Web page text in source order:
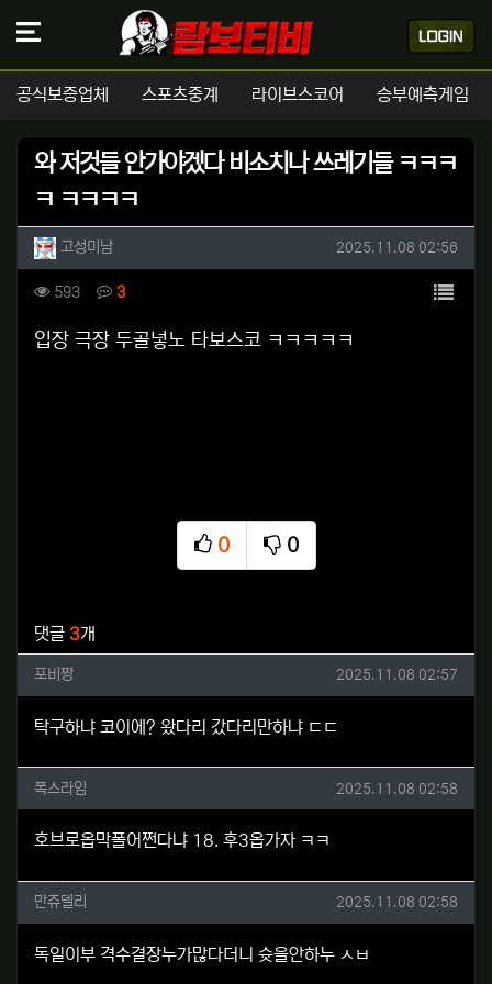
공식보증업체 스포츠중계 라이브스코어 승부예측게임
와 저것들 안가야겠다 비소치나 쓰레기들 ㅋㅋㅋ
ㅋ ㅋㅋㅋㅋ
작성자 정보
고성미남작성 작성일
2025.11.08 02:56
컨텐츠 정보
593조회 3댓글 목록
본문
입장 극장 두골넣노 타보스코 ㅋㅋㅋㅋㅋ
0
추천
0
비추천
댓글 3개
포비짱님의 댓글
포비짱 작성일
2025.11.08 02:57
탁구하냐 코이에? 왔다리 갔다리만하냐 ㄷㄷ
폭스라임님의 댓글
폭스라임 작성일
2025.11.08 02:58
호브로옵막폴어쩐다냐 18. 후3옵가자 ㅋㅋ
만쥬델리님의 댓글
만쥬델리 작성일
2025.11.08 02:58
독일이부 격수결장누가많다더니 슛을안하누 ㅅㅂ